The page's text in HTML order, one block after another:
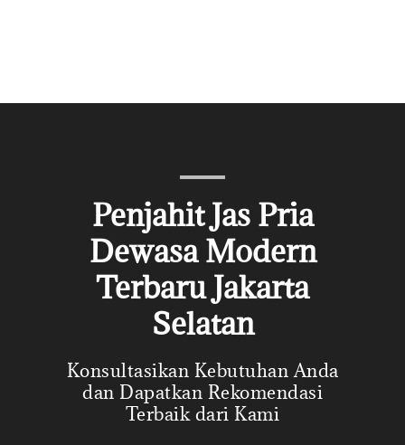
Penjahit Jas Pria
Dewasa Modern
Terbaru Jakarta
Selatan
Konsultasikan Kebutuhan Anda
dan Dapatkan Rekomendasi
Terbaik dari Kami